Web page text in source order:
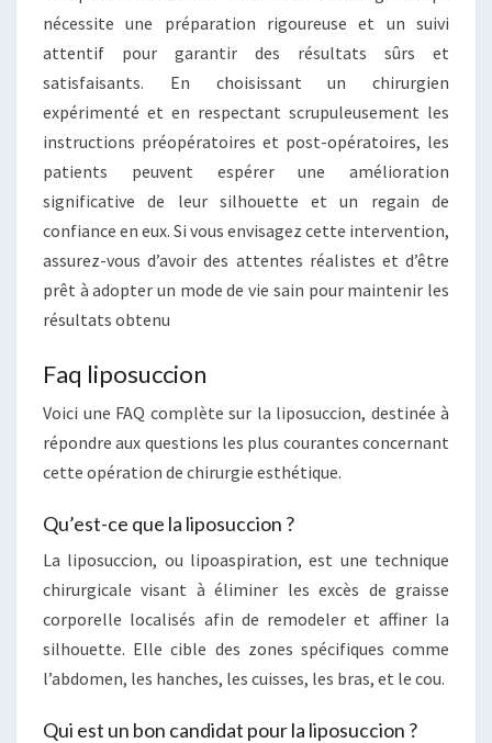
nécessite une préparation rigoureuse et un suivi
attentif pour garantir des résultats sûrs et
satisfaisants. En choisissant un chirurgien
expérimenté et en respectant scrupuleusement les
instructions préopératoires et post-opératoires, les
patients peuvent espérer une amélioration
significative de leur silhouette et un regain de
confiance en eux. Si vous envisagez cette intervention,
assurez-vous d’avoir des attentes réalistes et d’être
prêt à adopter un mode de vie sain pour maintenir les
résultats obtenu
Faq liposuccion
Voici une FAQ complète sur la liposuccion, destinée à
répondre aux questions les plus courantes concernant
cette opération de chirurgie esthétique.
Qu’est-ce que la liposuccion ?
La liposuccion, ou lipoaspiration, est une technique
chirurgicale visant à éliminer les excès de graisse
corporelle localisés afin de remodeler et affiner la
silhouette. Elle cible des zones spécifiques comme
l’abdomen, les hanches, les cuisses, les bras, et le cou.
Qui est un bon candidat pour la liposuccion ?